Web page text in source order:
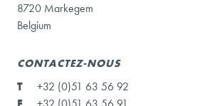
8720 Markegem
Belgium
CONTACTEZ-NOUS
T
+32 (0)51 63 56 92